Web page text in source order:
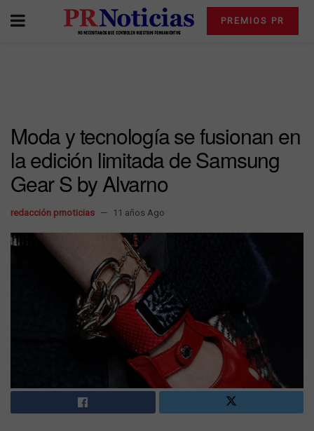
PREMIOS PR
Moda y tecnología se fusionan en
la edición limitada de Samsung
Gear S by Alvarno
redacción prnoticias 11 años Ago